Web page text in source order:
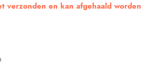
€ 13,95.
verzonden en kan afgehaald worden